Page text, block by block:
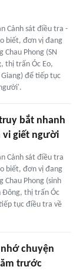
Cảnh sát điều tra -
biết, đơn vị đang
Phong (SN
thị trấn Óc Eo,
Giang) để tiếp tục
bắt nhanh
vi giết người
Cảnh sát điều tra
biết, đơn vị đang
Phong (sinh
Đông, thị trấn Óc
tục điều tra về
chuyện
trước